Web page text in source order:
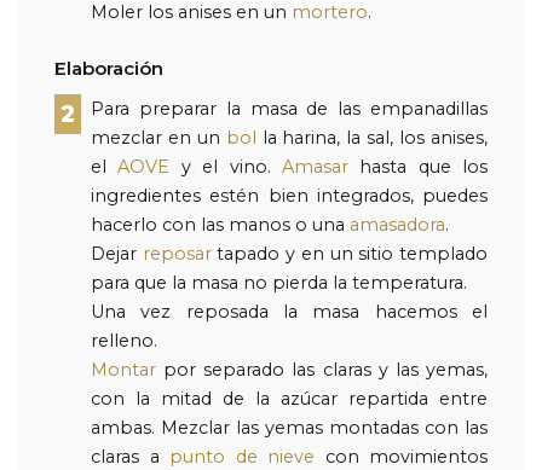
Moler los anises en un mortero.
Elaboración
2
Para preparar la masa de las empanadillas
mezclar en un bol la harina, la sal, los anises,
elAOVE y el vino. Amasarhasta que los
ingredientes estén bien integrados, puedes
hacerlo con las manos o una amasadora.
Dejar reposartapado y en un sitio templado
para que la masa no pierda la temperatura.
Una vez reposada la masa hacemos el
relleno.
Montar por separado las claras y las yemas,
con la mitad de la azúcar repartida entre
ambas. Mezclar las yemas montadas con las
claras a punto de nieve con movimientos